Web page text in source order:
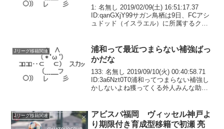
ドッドから
1: 名無し 2019/02/09(土) 16:51:17.37
ID:qanGXjY99サガン鳥栖は9日、FCアシ
ュドッド（イスラエル）に所属するクロ
背番号は「20...
Jリーグ移籍関連
浦和って最近つまらない補強ばっ
かだな
133: 名無し 2019/09/10(火) 00:40:58.71
ID:3a6Nzt0T0浦和ってつまらない補強し
かしないよね獲ってくる外人みんな助っ
Jリーグ移籍関連
アビスパ福岡 ヴィッセル神戸よ
り期限付き育成型移籍で初瀬 亮